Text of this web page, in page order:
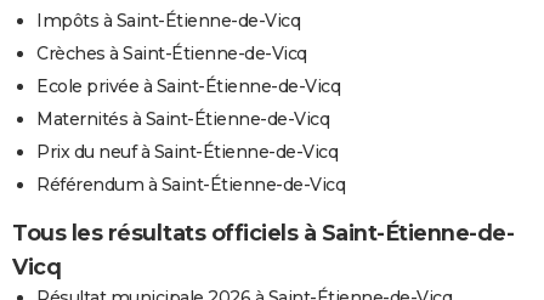
Impôts à Saint-Étienne-de-Vicq
Crèches à Saint-Étienne-de-Vicq
Ecole privée à Saint-Étienne-de-Vicq
Maternités à Saint-Étienne-de-Vicq
Prix du neuf à Saint-Étienne-de-Vicq
Référendum à Saint-Étienne-de-Vicq
Tous les résultats officiels à Saint-Étienne-de-
Vicq